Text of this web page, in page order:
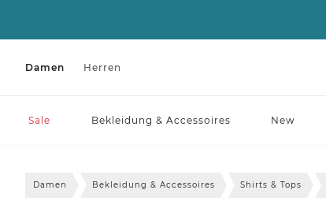
Damen Herren
Sale Bekleidung & Accessoires New
Damen Bekleidung & Accessoires Shirts & Tops